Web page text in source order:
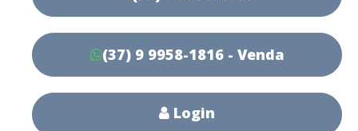
(37) 9 9958-1816 - Venda
Login